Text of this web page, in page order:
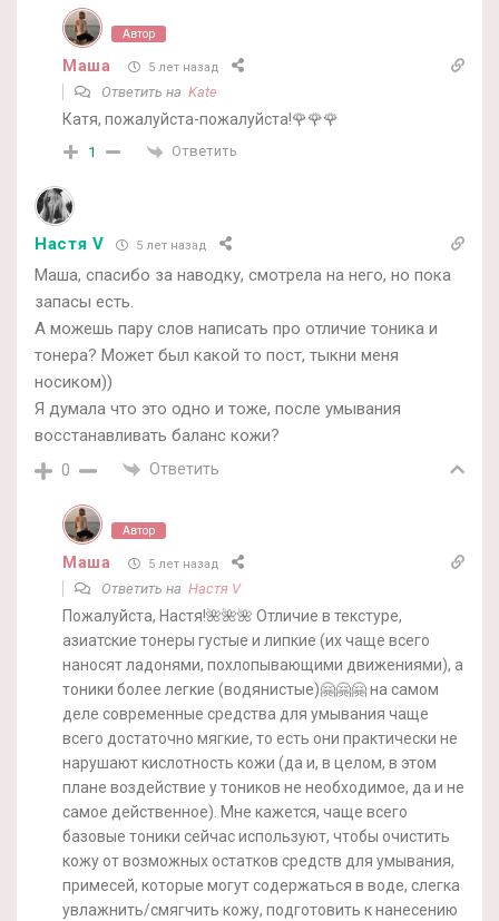
Автор
Маша 5 лет назад
Ответить на Kate
Катя, пожалуйста-пожалуйста!🌹🌹🌹
1 Ответить
Настя V 5 лет назад
Маша, спасибо за наводку, смотрела на него, но пока
запасы есть.
А можешь пару слов написать про отличие тоника и
тонера? Может был какой то пост, тыкни меня
носиком))
Я думала что это одно и тоже, после умывания
восстанавливать баланс кожи?
0 Ответить
Автор
Маша 5 лет назад
Ответить на Настя V
Пожалуйста, Настя!🌺🌺🌺 Отличие в текстуре,
азиатские тонеры густые и липкие (их чаще всего
наносят ладонями, похлопывающими движениями), а
тоники более легкие (водянистые)🤗🤗🤗 на самом
деле современные средства для умывания чаще
всего достаточно мягкие, то есть они практически не
нарушают кислотность кожи (да и, в целом, в этом
плане воздействие у тоников не необходимое, да и не
самое действенное). Мне кажется, чаще всего
базовые тоники сейчас используют, чтобы очистить
кожу от возможных остатков средств для умывания,
примесей, которые могут содержаться в воде, слегка
увлажнить/смягчить кожу, подготовить к нанесению